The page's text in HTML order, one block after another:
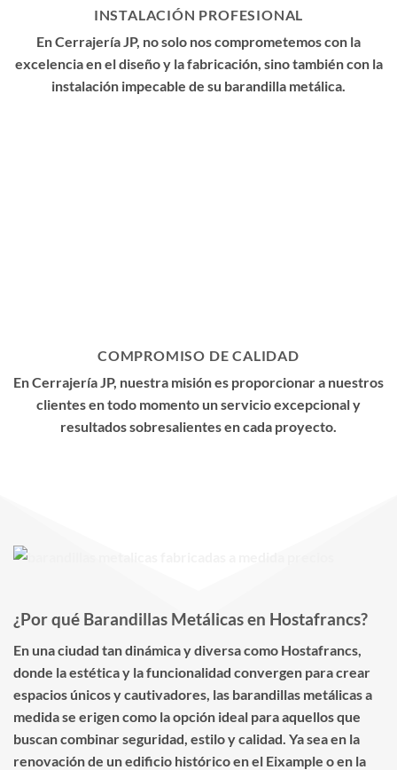
INSTALACIÓN PROFESIONAL
En Cerrajería JP, no solo nos comprometemos con la
excelencia en el diseño y la fabricación, sino también con la
instalación impecable de su barandilla metálica.
COMPROMISO DE CALIDAD
En Cerrajería JP, nuestra misión es proporcionar a nuestros
clientes en todo momento un servicio excepcional y
resultados sobresalientes en cada proyecto.
¿Por qué Barandillas Metálicas en Hostafrancs?
En una ciudad tan dinámica y diversa como Hostafrancs,
donde la estética y la funcionalidad convergen para crear
espacios únicos y cautivadores, las barandillas metálicas a
medida se erigen como la opción ideal para aquellos que
buscan combinar seguridad, estilo y calidad. Ya sea en la
renovación de un edificio histórico en el Eixample o en la